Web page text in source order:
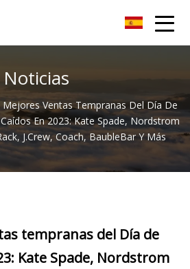
Noticias
Mejores Ventas Tempranas Del Día De
En 2023: Kate Spade, Nordstrom
J.Crew, Coach, BaubleBar Y Más
tempranas del Día de
Kate Spade, Nordstrom